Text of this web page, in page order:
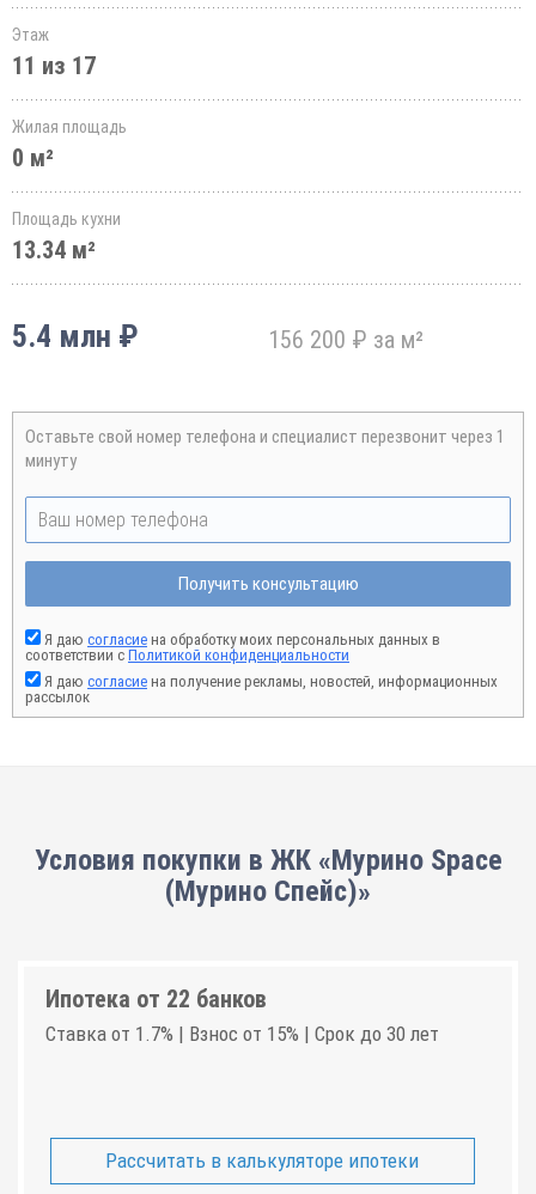
Этаж
11 из 17
Жилая площадь
0 м²
Площадь кухни
13.34 м²
5.4 млн ₽ 156 200 ₽ за м²
Оставьте свой номер телефона и специалист перезвонит через 1
минуту
Получить консультацию
Я даю согласие на обработку моих персональных данных в
соответствии с Политикой конфиденциальности
Я даю согласие на получение рекламы, новостей, информационных
рассылок
Условия покупки в ЖК «Мурино Space
(Мурино Спейс)»
Ипотека от 22 банков
Ставка от 1.7% | Взнос от 15% | Срок до 30 лет
Рассчитать в калькуляторе ипотеки